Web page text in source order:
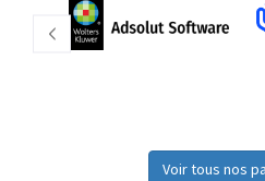
Voir tous nos